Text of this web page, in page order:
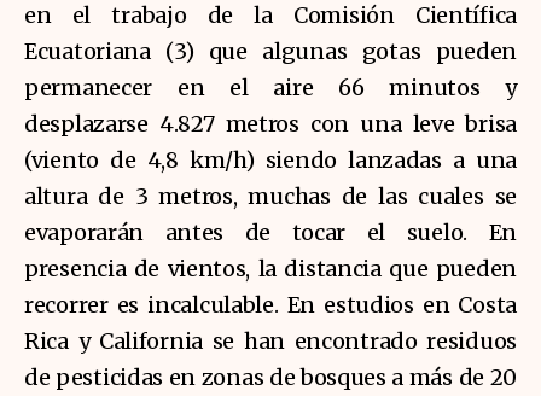
en el trabajo de la Comisión Científica
Ecuatoriana (3) que algunas gotas pueden
permanecer en el aire 66 minutos y
desplazarse 4.827 metros con una leve brisa
(viento de 4,8 km/h) siendo lanzadas a una
altura de 3 metros, muchas de las cuales se
evaporarán antes de tocar el suelo. En
presencia de vientos, la distancia que pueden
recorrer es incalculable. En estudios en Costa
Rica y California se han encontrado residuos
de pesticidas en zonas de bosques a más de 20